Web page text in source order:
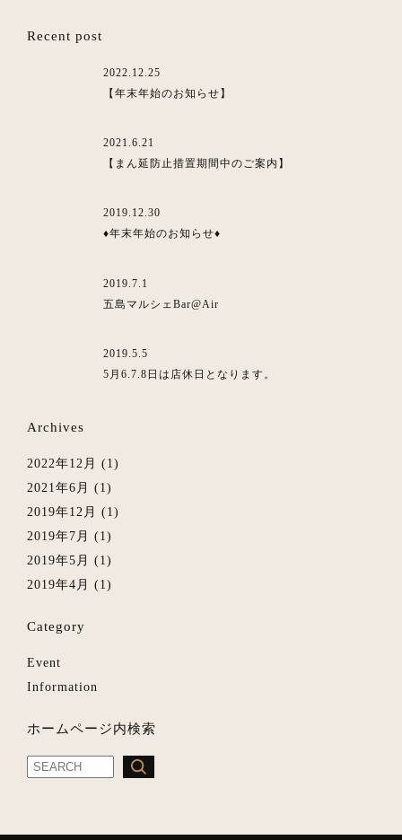
Recent post
2022.12.25
【年末年始のお知らせ】
2021.6.21
【まん延防止措置期間中のご案内】
2019.12.30
♦︎年末年始のお知らせ♦︎
2019.7.1
五島マルシェBar@Air
2019.5.5
5月6.7.8日は店休日となります。
Archives
2022年12月
(1)
2021年6月
(1)
2019年12月
(1)
2019年7月
(1)
2019年5月
(1)
2019年4月
(1)
Category
Event
Information
ホームページ内検索